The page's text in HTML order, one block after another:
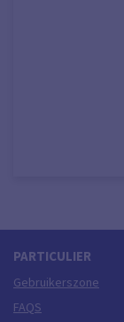
PARTICULIER
Gebruikerszone
FAQS